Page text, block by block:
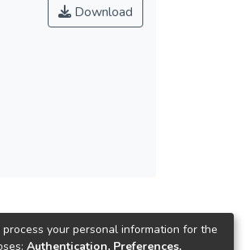
Download
your personal information for the
Authentication, Preferences,